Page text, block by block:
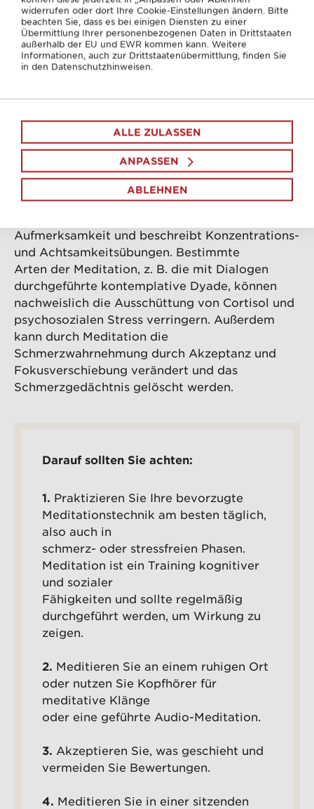
Mit den richtigen Entspannungstechniken
können Sie Ihrem Rücken nicht nur dabei helfen,
die nächste stressige Phase gut zu überstehen.
Sie werden sich vielleicht auch bewusst, wo
liegen und was Sie tun können, um in Zukunft
reagieren bzw. Ihren eigenen Anteil durch
beispielsweise zu hohe Erwartungen an sich
selbst wahrzunehmen und daran zu arbeiten.
Viele Entspannungsübungen basieren auf
Aufmerksamkeit und beschreibt Konzentrations-
und Achtsamkeitsübungen. Bestimmte
Arten der Meditation, z. B. die mit Dialogen
durchgeführte kontemplative Dyade, können
nachweislich die Ausschüttung von Cortisol und
psychosozialen Stress verringern. Außerdem
kann durch Meditation die
Schmerzwahrnehmung durch Akzeptanz und
Fokusverschiebung verändert und das
Schmerzgedächtnis gelöscht werden.
Darauf sollten Sie achten:
1. Praktizieren Sie Ihre bevorzugte
Meditationstechnik am besten täglich,
also auch in
schmerz- oder stressfreien Phasen.
Meditation ist ein Training kognitiver
und sozialer
Fähigkeiten und sollte regelmäßig
durchgeführt werden, um Wirkung zu
zeigen.
2. Meditieren Sie an einem ruhigen Ort
oder nutzen Sie Kopfhörer für
meditative Klänge
oder eine geführte Audio-Meditation.
3. Akzeptieren Sie, was geschieht und
vermeiden Sie Bewertungen.
4. Meditieren Sie in einer sitzenden
widerrufen oder dort Ihre Cookie-Einstellungen ändern. Bitte
beachten Sie, dass es bei einigen Diensten zu einer
Übermittlung Ihrer personenbezogenen Daten in Drittstaaten
außerhalb der EU und EWR kommen kann. Weitere
Informationen, auch zur Drittstaatenübermittlung, finden Sie
in den Datenschutzhinweisen.
ALLE ZULASSEN
ANPASSEN
ABLEHNEN